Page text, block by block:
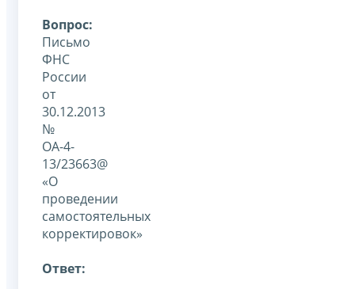
Вопрос:
Письмо
ФНС
России
от
30.12.2013
№
ОА-4-
13/23663@
«О
проведении
самостоятельных
корректировок»
Ответ: